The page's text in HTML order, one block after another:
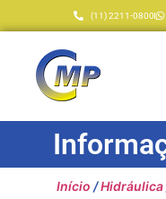
(11) 2211-0800
Início /Hidráulica